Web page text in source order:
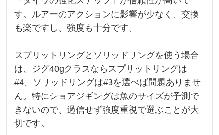
狙
う
な
ス
ナ
ッ
プ
で
も
問
題
あ
り
ま
す。ルアーのアクションに影響が少なく、交換
も楽ですし、強度も十分です。
スプリットリングとソリッドリングを使う場合
は、ジグ40gクラスならスプリットリングは
#4、ソリッドリングは#3を選べば問題ありませ
ん。特にショアジギングは魚のサイズが予測で
きないので、過信せず強度重視で選ぶことが大
切です。